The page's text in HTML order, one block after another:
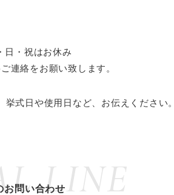
日・祝はお休み
連絡をお願い致します。
式日や使用日など、お伝えください。
LINE
問い合わせ